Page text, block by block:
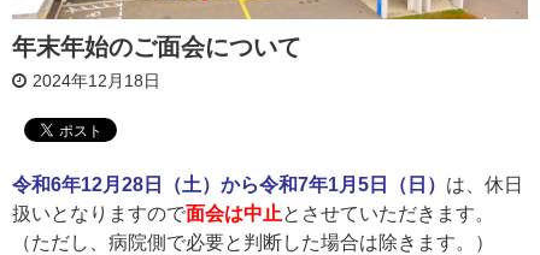
年末年始のご面会について
2024年12月18日
令和6年12月28日（土）から令和7年1月5日（日） は、休日
扱いとなりますので面会は中止とさせていただきます。
（ただし、病院側で必要と判断した場合は除きます。）